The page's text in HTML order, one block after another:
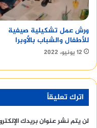
ورش عمل تشكيلية صيفية
للأطفال والشباب بالأوبرا
12 يونيو، 2022
اترك تعليقاً
لن يتم نشر عنوان بريدك